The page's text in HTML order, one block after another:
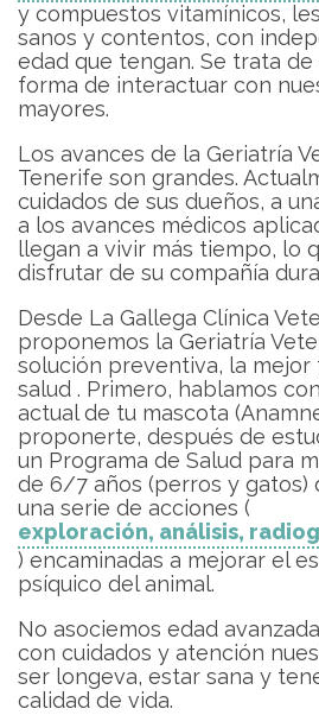
y compuestos vitamínicos,
sanos y contentos, con
edad que tengan. Se trata
forma de interactuar con
mayores.
Los avances de la Geriatría
Tenerife son grandes.
cuidados de sus dueños, a
a los avances médicos
llegan a vivir más tiempo, lo
disfrutar de su compañía
Desde La Gallega Clínica
proponemos la Geriatría
solución preventiva, la
salud . Primero, hablamos
actual de tu mascota
proponerte, después de
un Programa de Salud para
de 6/7 años (perros y gatos)
una serie de acciones (
exploración, análisis,
) encaminadas a mejorar el
psíquico del animal.
No asociemos edad
con cuidados y atención
ser longeva, estar sana y
calidad de vida.